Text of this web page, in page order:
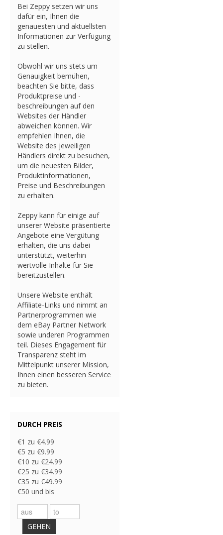
Bei Zeppy setzen wir uns
dafür ein, Ihnen die
genauesten und aktuellsten
Informationen zur Verfügung
zu stellen.
Obwohl wir uns stets um
Genauigkeit bemühen,
beachten Sie bitte, dass
Produktpreise und -
beschreibungen auf den
Websites der Händler
abweichen können. Wir
empfehlen Ihnen, die
Website des jeweiligen
Händlers direkt zu besuchen,
um die neuesten Bilder,
Produktinformationen,
Preise und Beschreibungen
zu erhalten.
Zeppy kann für einige auf
unserer Website präsentierte
Angebote eine Vergütung
erhalten, die uns dabei
unterstützt, weiterhin
wertvolle Inhalte für Sie
bereitzustellen.
Unsere Website enthält
Affiliate-Links und nimmt an
Partnerprogrammen wie
dem eBay Partner Network
sowie underen Programmen
teil. Dieses Engagement für
Transparenz steht im
Mittelpunkt unserer Mission,
Ihnen einen besseren Service
zu bieten.
DURCH PREIS
€1 zu €4.99
€5 zu €9.99
€10 zu €24.99
€25 zu €34.99
€35 zu €49.99
€50 und bis
GEHEN